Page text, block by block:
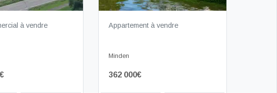
à vendre Appartement à vendre
Minden
362 000€